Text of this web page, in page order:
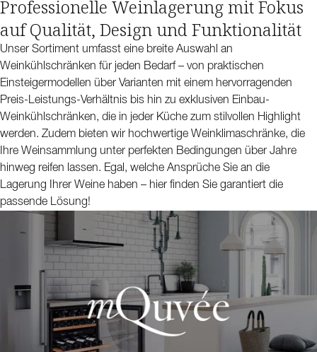
Erfahrung Weinkühlschränke und Weinklimaschränke entwickeln, die
den fünf goldenen Regeln der Weinlagerung entsprechen. Dabei stehen
Qualität, Funktionalität und ein durchdachtes Design im Mittelpunkt,
sodass Sie für jede Anforderung das passende Modell finden.
Professionelle Weinlagerung mit Fokus
auf Qualität, Design und Funktionalität
Unser Sortiment umfasst eine breite Auswahl an
Weinkühlschränken für jeden Bedarf – von praktischen
Einsteigermodellen über Varianten mit einem hervorragenden
Preis-Leistungs-Verhältnis bis hin zu exklusiven Einbau-
Weinkühlschränken, die in jeder Küche zum stilvollen Highlight
werden. Zudem bieten wir hochwertige Weinklimaschränke, die
Ihre Weinsammlung unter perfekten Bedingungen über Jahre
hinweg reifen lassen. Egal, welche Ansprüche Sie an die
Lagerung Ihrer Weine haben – hier finden Sie garantiert die
passende Lösung!